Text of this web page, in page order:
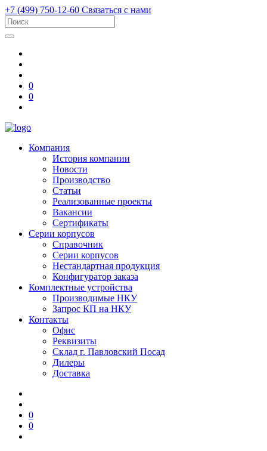
+7 (499) 750-12-60 Связаться с нами
0
0
Компания
История компании
Новости
Производство
Статьи
Реализованные проекты
Вакансии
Сертификаты
Серии корпусов
Справочник
Серии корпусов
Нестандартная продукция
Конфигуратор заказа
Комплектные устройства
Производимые НКУ
Запрос КП на НКУ
Контакты
Офис
Реквизиты
Склад г. Павловский Посад
Дилеры
Доставка
0
0